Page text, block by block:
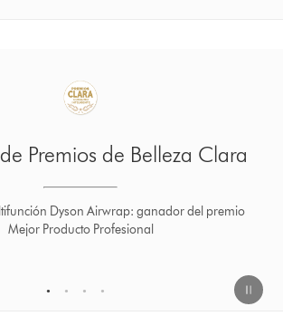
Ganador de
Moldeador Multifunción Dyson
1 2 3 4